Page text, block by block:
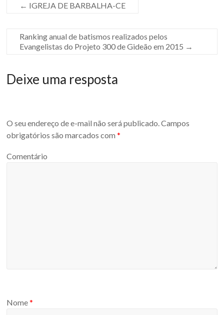
← IGREJA DE BARBALHA-CE
Ranking anual de batismos realizados pelos
Evangelistas do Projeto 300 de Gideão em 2015 →
Deixe uma resposta
O seu endereço de e-mail não será publicado.Campos
obrigatórios são marcados com*
Comentário
Nome*